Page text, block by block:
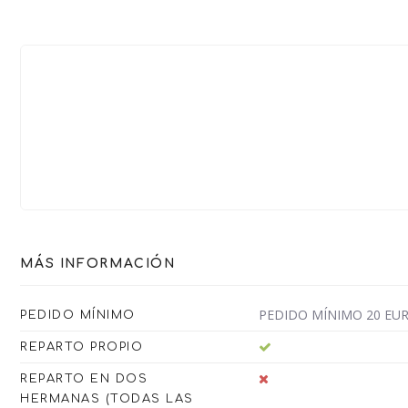
MÁS INFORMACIÓN
PEDIDO MÍNIMO PEDIDO MÍNIMO 20
REPARTO PROPIO
REPARTO EN DOS
HERMANAS (TODAS LAS